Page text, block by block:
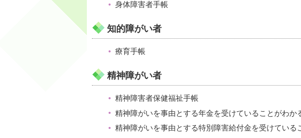
身体障害者手帳
知的障がい者
療育手帳
精神障がい者
精神障害者保健福祉手帳
精神障がいを事由とする年金を受けていることがわか
精神障がいを事由とする特別障害給付金を受けている